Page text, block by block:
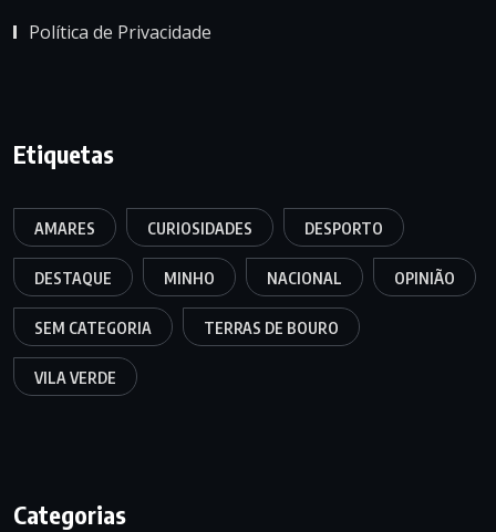
Política de Privacidade
Etiquetas
AMARES CURIOSIDADES DESPORTO
DESTAQUE MINHO NACIONAL OPINIÃO
SEM CATEGORIA TERRAS DE BOURO
VILA VERDE
Categorias